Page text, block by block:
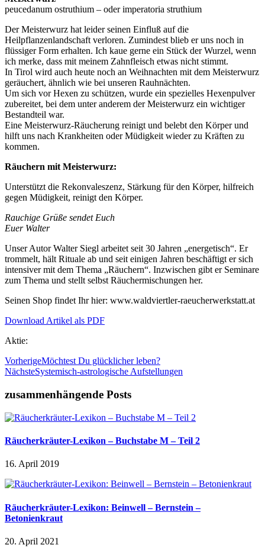
peucedanum ostruthium – oder imperatoria struthium
Der Meisterwurz hat leider seinen Einfluß auf die
Heilpflanzenlandschaft verloren. Zumindest blieb er uns noch in
flüssiger Form erhalten. Ich kaue gerne ein Stück der Wurzel, wenn
ich merke, dass mit meinem Zahnfleisch etwas nicht stimmt.
In Tirol wird auch heute noch an Weihnachten mit dem Meisterwurz
geräuchert, ähnlich wie bei unseren Rauhnächten.
Um sich vor Hexen zu schützen, wurde ein spezielles Hexenpulver
zubereitet, bei dem unter anderem der Meisterwurz ein wichtiger
Bestandteil war.
Eine Meisterwurz-Räucherung reinigt und belebt den Körper und
hilft uns nach Krankheiten oder Müdigkeit wieder zu Kräften zu
kommen.
Räuchern mit Meisterwurz:
Unterstützt die Rekonvaleszenz, Stärkung für den Körper, hilfreich
gegen Müdigkeit, reinigt den Körper.
Rauchige Grüße sendet Euch
Euer Walter
Unser Autor Walter Siegl arbeitet seit 30 Jahren „energetisch“. Er
trommelt, hält Rituale ab und seit einigen Jahren beschäftigt er sich
intensiver mit dem Thema „Räuchern“. Inzwischen gibt er Seminare
zum Thema und stellt selbst Räuchermischungen her.
Seinen Shop findet Ihr hier: www.waldviertler-raeucherwerkstatt.at
Download Artikel als PDF
Aktie:
VorherigeMöchtest Du glücklicher leben?
NächsteSystemisch-astrologische Aufstellungen
zusammenhängende Posts
Räucherkräuter-Lexikon – Buchstabe M – Teil 2
16. April 2019
Räucherkräuter-Lexikon: Beinwell – Bernstein –
Betonienkraut
20. April 2021